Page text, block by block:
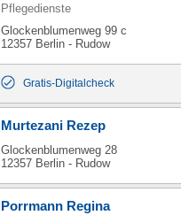
Pflegedienste
Glockenblumenweg 99 c
12357 Berlin - Rudow
Gratis-Digitalcheck
Murtezani Rezep
Glockenblumenweg 28
12357 Berlin - Rudow
Porrmann Regina